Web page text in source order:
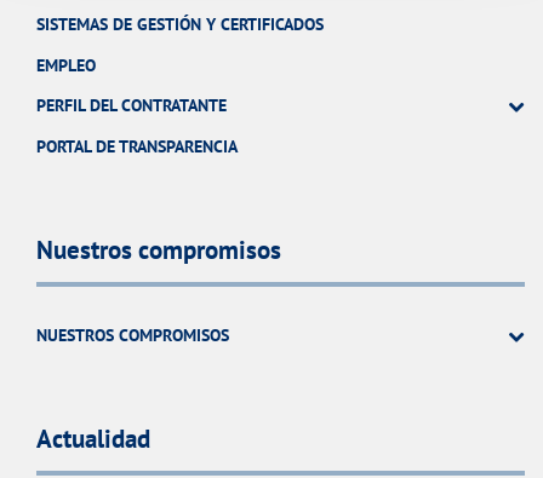
SISTEMAS DE GESTIÓN Y CERTIFICADOS
EMPLEO
PERFIL DEL CONTRATANTE
PORTAL DE TRANSPARENCIA
Nuestros compromisos
NUESTROS COMPROMISOS
Actualidad